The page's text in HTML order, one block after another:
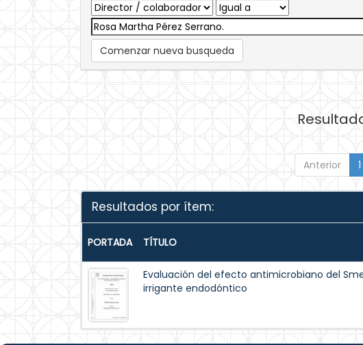
Comenzar nueva busqueda
Anterior 1
Resultados por ítem:
PORTADA TÍTULO
Evaluación del efecto antimicrobiano del
irrigante endodóntico